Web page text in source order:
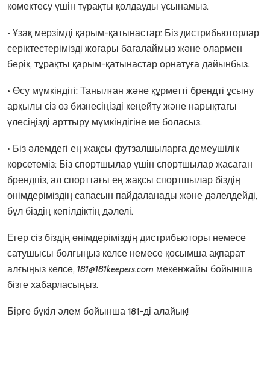
көмектесу үшін тұрақты қолдауды ұсынамыз.
• Ұзақ мерзімді қарым-қатынастар: Біз дистрибьюторлар
серіктестерімізді жоғары бағалаймыз және олармен
берік, тұрақты қарым-қатынастар орнатуға дайынбыз.
• Өсу мүмкіндігі: Танылған және құрметті брендті ұсыну
арқылы сіз өз бизнесіңізді кеңейту және нарықтағы
үлесіңізді арттыру мүмкіндігіне ие боласыз.
• Біз әлемдегі ең жақсы футзалшыларға демеушілік
көрсетеміз: Біз спортшылар үшін спортшылар жасаған
брендпіз, ал спорттағы ең жақсы спортшылар біздің
өнімдеріміздің сапасын пайдаланады және дәлелдейді,
бұл біздің кепілдіктің дәлелі.
Егер сіз біздің өнімдеріміздің дистрибьюторы немесе
сатушысы болғыңыз келсе немесе қосымша ақпарат
алғыңыз келсе, 181@181keepers.com мекенжайы бойынша
бізге хабарласыңыз.
Бірге бүкіл әлем бойынша 181-ді алайық!